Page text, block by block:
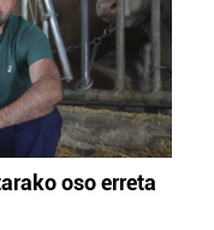
oso erreta